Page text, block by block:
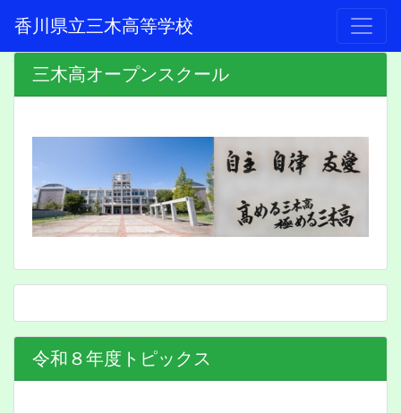
香川県立三木高等学校
三木高オープンスクール
令和８年度トピックス